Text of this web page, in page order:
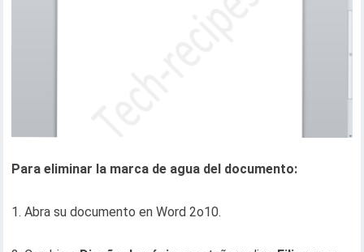
Para eliminar la marca de agua del documento:
1. Abra su documento en Word 2o10.